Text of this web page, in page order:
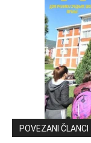
POVEZANI ČLANCI